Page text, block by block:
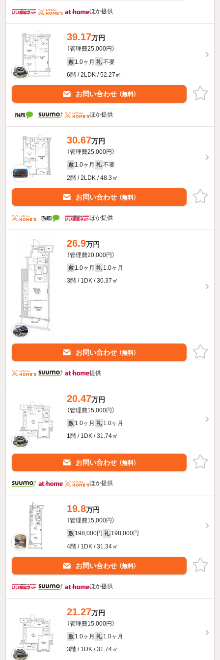
ほか提供
39.17万円
（管理費25,000円）
敷 1.0ヶ月 礼 不要
6階 / 2LDK / 52.27㎡
お問い合わせ （無料）
ほか提供
30.67万円
（管理費25,000円）
敷 1.0ヶ月 礼 不要
2階 / 2LDK / 48.3㎡
お問い合わせ （無料）
ほか提供
26.9万円
（管理費20,000円）
敷 1.0ヶ月 礼 1.0ヶ月
3階 / 1DK / 30.37㎡
お問い合わせ （無料）
提供
20.47万円
（管理費15,000円）
敷 1.0ヶ月 礼 1.0ヶ月
1階 / 1DK / 31.74㎡
お問い合わせ （無料）
ほか提供
19.8万円
（管理費15,000円）
敷 198,000円 礼 198,000円
4階 / 1DK / 31.34㎡
お問い合わせ （無料）
ほか提供
21.27万円
（管理費15,000円）
敷 1.0ヶ月 礼 1.0ヶ月
3階 / 1DK / 31.74㎡